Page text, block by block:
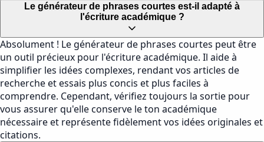
Le générateur de phrases courtes est-il adapté à
l'écriture académique ?
Absolument ! Le générateur de phrases courtes peut être
un outil précieux pour l'écriture académique. Il aide à
simplifier les idées complexes, rendant vos articles de
recherche et essais plus concis et plus faciles à
comprendre. Cependant, vérifiez toujours la sortie pour
vous assurer qu'elle conserve le ton académique
nécessaire et représente fidèlement vos idées originales et
citations.